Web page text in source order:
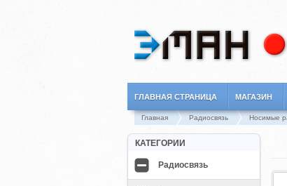
ГЛАВНАЯ СТРАНИЦА МАГАЗИН
Главная Радиосвязь Носимые
КАТЕГОРИИ
Радиосвязь